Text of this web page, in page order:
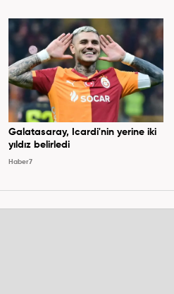
Galatasaray, Icardi'nin yerine iki
yıldız belirledi
Haber7